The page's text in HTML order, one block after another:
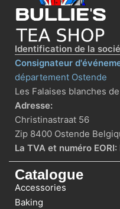
Identification de la
Consignateur
département Ostende
Les Falaises blanches
Adresse:
Christinastraat 56
Zip 8400 Ostende
La TVA et numéro EORI:
Catalogue
Accessories
Baking